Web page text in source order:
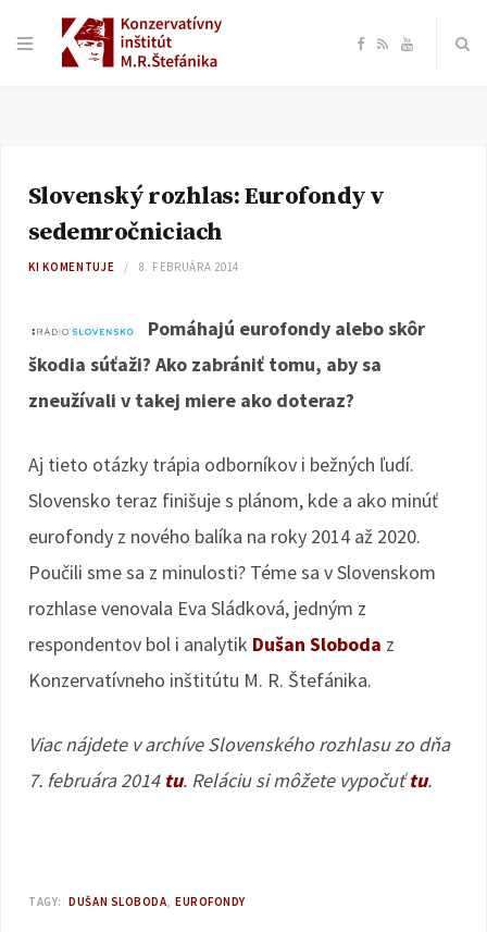
F
o
R Y
Slovenský rozhlas: Eurofondy v
sedemročniciach
KI KOMENTUJE 8. FEBRUÁRA 2014
Pomáhajú eurofondy alebo skôr
škodia súťaži? Ako zabrániť tomu, aby sa
zneužívali v takej miere ako doteraz?
Aj tieto otázky trápia odborníkov i bežných ľudí.
Slovensko teraz finišuje s plánom, kde a ako minúť
eurofondy z nového balíka na roky 2014 až 2020.
Poučili sme sa z minulosti? Téme sa v Slovenskom
rozhlase venovala Eva Sládková, jedným z
respondentov bol i analytik Dušan Sloboda z
Konzervatívneho inštitútu M. R. Štefánika.
Viac nájdete v archíve Slovenského rozhlasu zo dňa
7. februára 2014 tu. Reláciu si môžete vypočuťtu.
TAGY: DUŠAN SLOBODA EUROFONDY